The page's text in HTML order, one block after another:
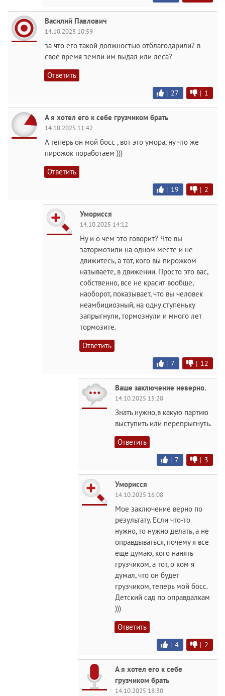
Василий Павлович
14.10.2025 10:59
за что его такой должностью отблагодарили? в
свое время земли им выдал или леса?
Ответить
| 27 | 1
А я хотел его к себе грузчиком брать
14.10.2025 11:42
А теперь он мой босс , вот это умора, ну что же
пирожок поработаем )))
Ответить
| 19 | 2
Уморисся
14.10.2025 14:12
Ну и о чем это говорит? Что вы
затормозили на одном месте и не
движитесь, а тот, кого вы пирожком
называете, в движении. Просто это вас,
собственно, все не красит вообще,
наоборот, показывает, что вы человек
неамбициозный, на одну ступеньку
запрыгнули, тормознули и много лет
тормозите.
Ответить
| 7 | 12
Ваше заключение неверно.
14.10.2025 15:28
Знать нужно,в какую партию
выступить или перепрыгнуть.
Ответить
| 7 | 3
Уморисся
14.10.2025 16:08
Мое заключение верно по
результату. Если что-то
нужно, то нужно делать, а не
оправдываться, почему я все
еще думаю, кого нанять
грузчиком, а тот, о ком я
думал, что он будет
грузчиком, теперь мой босс.
Детский сад по оправдалкам
)))
Ответить
| 4 | 2
А я хотел его к себе
грузчиком брать
14.10.2025 18:30